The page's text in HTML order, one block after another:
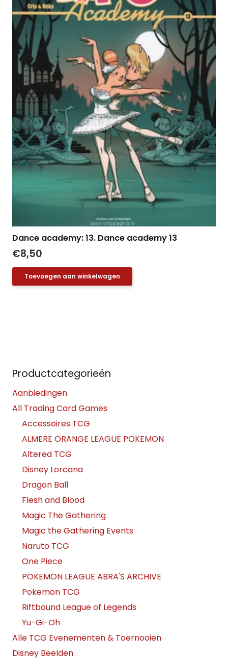
Dance academy: 13. Dance academy 13
€8,50
Toevoegen aan winkelwagen
Productcategorieën
Aanbiedingen
All Trading Card Games
Accessoires TCG
ALMERE ORANGE LEAGUE POKEMON
Altered TCG
Disney Lorcana
Dragon Ball
Flesh and Blood
Magic The Gathering
Magic the Gathering Events
Naruto TCG
One Piece
POKEMON LEAGUE ABRA'S ARCHIVE
Pokemon TCG
Riftbound League of Legends
Yu-Gi-Oh
Alle TCG Evenementen & Toernooien
Disney Beelden